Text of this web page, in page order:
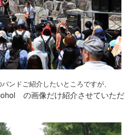
ンドご紹介したいところですが、
の画像だけ紹介させていただ